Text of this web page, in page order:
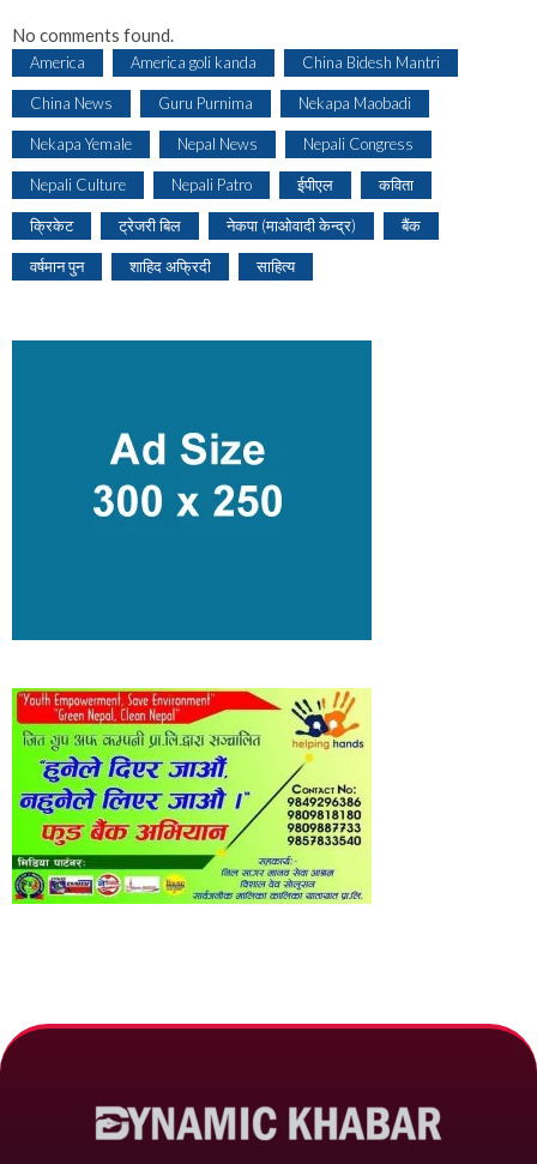
No comments found.
America America goli kanda China Bidesh Mantri
China News Guru Purnima Nekapa Maobadi
Nekapa Yemale Nepal News Nepali Congress
Nepali Culture Nepali Patro ईपीएल कविता
क्रिकेट ट्रेजरी बिल नेकपा (माओवादी केन्द्र) बैंक
वर्षमान पुन शाहिद अफ्रिदी साहित्य